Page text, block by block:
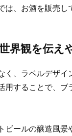
は、お酒を販売し
界観を伝え
く、ラベルデザ
用することで、
ビールの醸造風